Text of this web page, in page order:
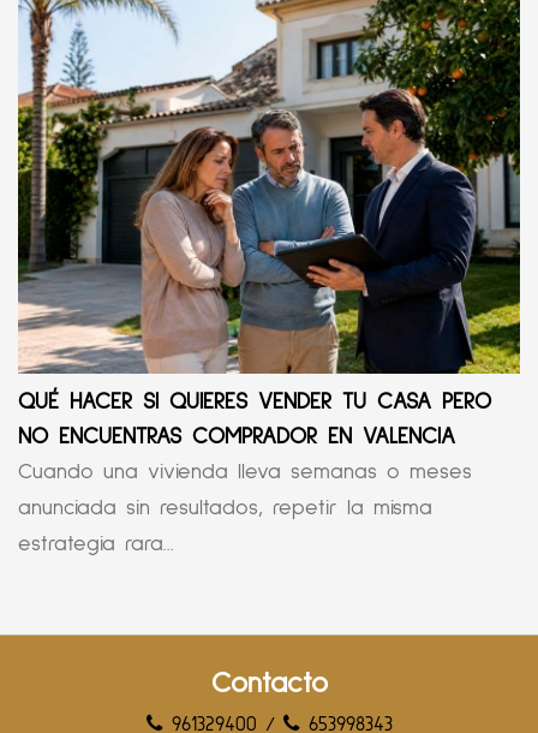
QUÉ HACER SI QUIERES VENDER TU CASA PERO
NO ENCUENTRAS COMPRADOR EN VALENCIA
Cuando una vivienda lleva semanas o meses
anunciada sin resultados, repetir la misma
estrategia rara...
Contacto
961329400 / 653998343